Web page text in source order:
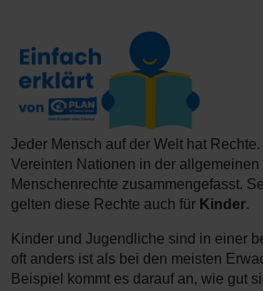
Jeder Mensch auf der Welt hat
Vereinten Nationen in der
Menschenrechte zusammengefasst.
gelten diese Rechte auch für Kinder.
Kinder und Jugendliche sind in einer
oft anders ist als bei den meisten
Beispiel kommt es darauf an, wie gut